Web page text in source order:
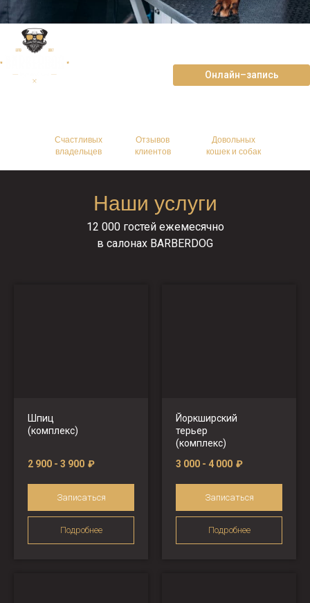
Онлайн–запись
Счастливых
владельцев
Отзывов
клиентов
Довольных
кошек и собак
Наши услуги
12 000 гостей ежемесячно
в салонах BARBERDOG
Шпиц
(комплекс)
2 900 - 3 900 ₽
Записаться
Подробнее
Йоркширский
терьер
(комплекс)
3 000 - 4 000 ₽
Записаться
Подробнее